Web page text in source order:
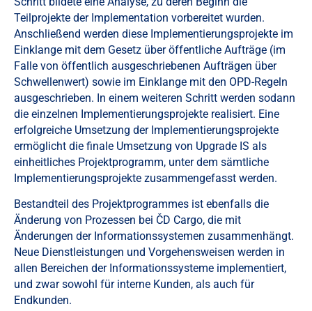
Teilprojekte der Implementation vorbereitet wurden.
Anschließend werden diese Implementierungsprojekte im
Einklange mit dem Gesetz über öffentliche Aufträge (im
Falle von öffentlich ausgeschriebenen Aufträgen über
Schwellenwert) sowie im Einklange mit den OPD-Regeln
ausgeschrieben. In einem weiteren Schritt werden sodann
die einzelnen Implementierungsprojekte realisiert. Eine
erfolgreiche Umsetzung der Implementierungsprojekte
ermöglicht die finale Umsetzung von Upgrade IS als
einheitliches Projektprogramm, unter dem sämtliche
Implementierungsprojekte zusammengefasst werden.
Bestandteil des Projektprogrammes ist ebenfalls die
Änderung von Prozessen bei ČD Cargo, die mit
Änderungen der Informationssystemen zusammenhängt.
Neue Dienstleistungen und Vorgehensweisen werden in
allen Bereichen der Informationssysteme implementiert,
und zwar sowohl für interne Kunden, als auch für
Endkunden.